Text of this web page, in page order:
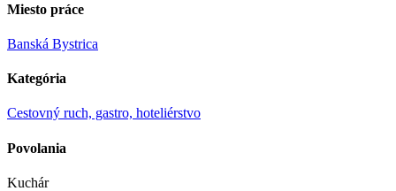
Miesto práce
Banská Bystrica
Kategória
Cestovný ruch, gastro, hoteliérstvo
Povolania
Kuchár